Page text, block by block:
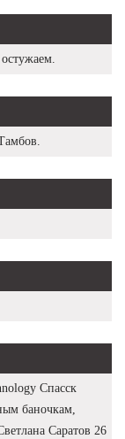
Спасск
баночкам,
Саратов 26